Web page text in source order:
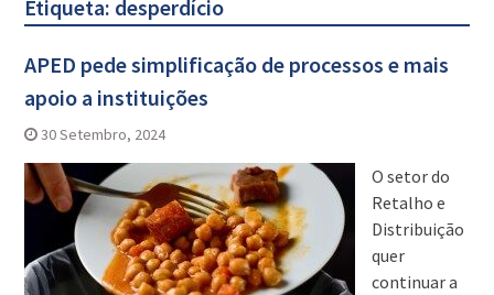
Etiqueta: desperdício
APED pede simplificação de processos e mais
apoio a instituições
30 Setembro, 2024
O setor do
Retalho e
Distribuição
quer
continuar a